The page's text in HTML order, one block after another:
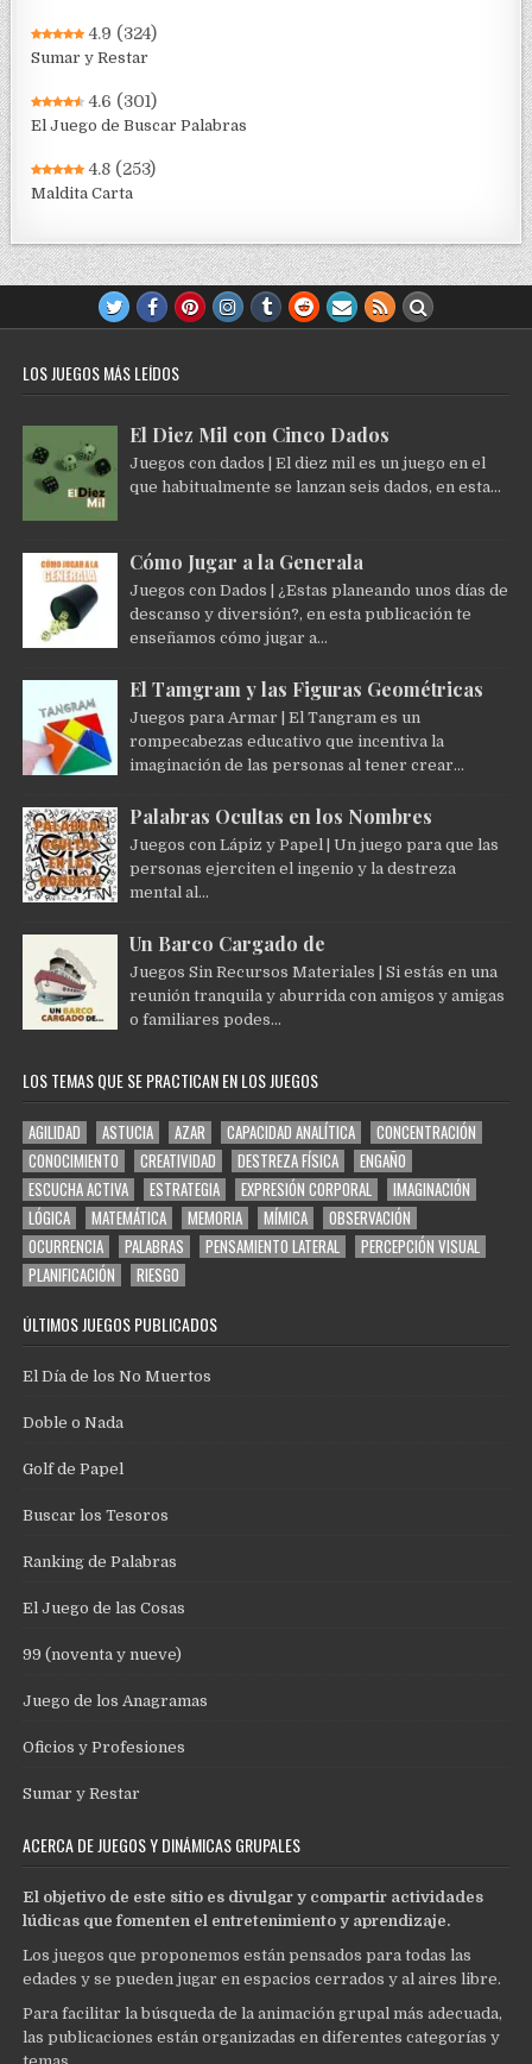
4.9 (324)
Sumar y Restar
4.6 (301)
El Juego de Buscar Palabras
4.8 (253)
Maldita Carta
LOS JUEGOS MÁS LEÍDOS
El Diez Mil con Cinco Dados
Juegos con dados | El diez mil es un juego en el
que habitualmente se lanzan seis dados, en esta...
Cómo Jugar a la Generala
Juegos con Dados | ¿Estas planeando unos días de
descanso y diversión?, en esta publicación te
enseñamos cómo jugar a...
El Tamgram y las Figuras Geométricas
Juegos para Armar | El Tangram es un
rompecabezas educativo que incentiva la
imaginación de las personas al tener crear...
Palabras Ocultas en los Nombres
Juegos con Lápiz y Papel | Un juego para que las
personas ejerciten el ingenio y la destreza
mental al...
Un Barco Cargado de
Juegos Sin Recursos Materiales | Si estás en una
reunión tranquila y aburrida con amigos y amigas
o familiares podes...
LOS TEMAS QUE SE PRACTICAN EN LOS JUEGOS
AGILIDAD ASTUCIA AZAR CAPACIDAD ANALÍTICA
CONCENTRACIÓN
CONOCIMIENTO
CREATIVIDAD DESTREZA FÍSICA
ENGAÑO
ESCUCHA ACTIVA
ESTRATEGIA EXPRESIÓN CORPORAL
IMAGINACIÓN
LÓGICA
MATEMÁTICA MEMORIA MÍMICA
OBSERVACIÓN
OCURRENCIA
PALABRAS PENSAMIENTO LATERAL
PERCEPCIÓN VISUAL
PLANIFICACIÓN
RIESGO
ÚLTIMOS JUEGOS PUBLICADOS
El Día de los No Muertos
Doble o Nada
Golf de Papel
Buscar los Tesoros
Ranking de Palabras
El Juego de las Cosas
99 (noventa y nueve)
Juego de los Anagramas
Oficios y Profesiones
Sumar y Restar
ACERCA DE JUEGOS Y DINÁMICAS GRUPALES
El objetivo de este sitio es divulgar y compartir actividades
lúdicas que fomenten el entretenimiento y aprendizaje.
Los juegos que proponemos están pensados para todas las
edades y se pueden jugar en espacios cerrados y al aires libre.
Para facilitar la búsqueda de la animación grupal más adecuada,
las publicaciones están organizadas en diferentes categorías y